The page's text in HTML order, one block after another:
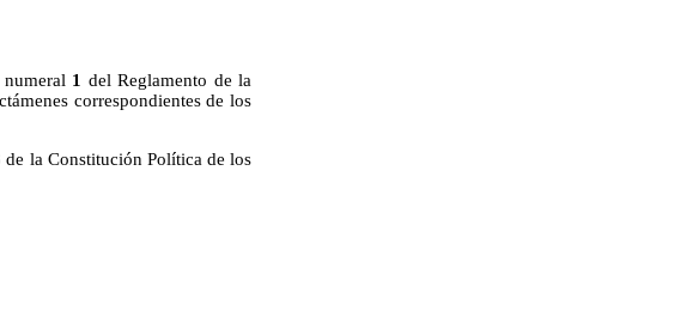
1 del Reglamento de la
correspondientes de los
la Constitución Política de los